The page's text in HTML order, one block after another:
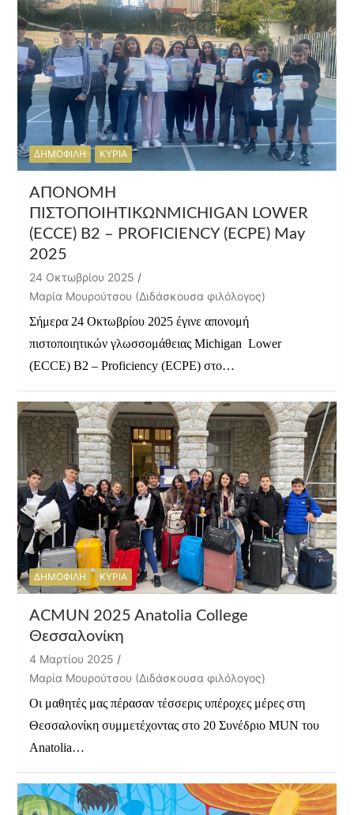
ΔΗΜΟΦΙΛΗ ΚΥΡΙΑ
ΑΠΟΝΟΜΗ
ΠΙΣΤΟΠΟΙΗΤΙΚΩΝMICHIGAN LOWER
(ECCE) B2 – PROFICIENCY (ECPE) May
2025
24 Οκτωβρίου 2025
Μαρία Μουρούτσου (Διδάσκουσα φιλόλογος)
Σήμερα 24 Οκτωβρίου 2025 έγινε απονομή
πιστοποιητικών γλωσσομάθειας Michigan Lower
(ECCE) B2 – Proficiency (ECPE) στο…
ΔΗΜΟΦΙΛΗ ΚΥΡΙΑ
ACMUN 2025 Anatolia College
Θεσσαλονίκη
4 Μαρτίου 2025
Μαρία Μουρούτσου (Διδάσκουσα φιλόλογος)
Οι μαθητές μας πέρασαν τέσσερις υπέροχες μέρες στη
Θεσσαλονίκη συμμετέχοντας στο 20 Συνέδριο MUN του
Anatolia…